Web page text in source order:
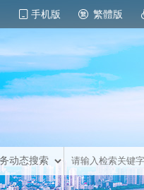
手机版 繁體版